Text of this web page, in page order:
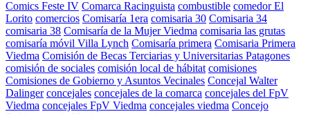
Comics Feste IV Comarca Racinguista combustible comedor El
Lorito comercios Comisaría 1era comisaria 30 Comisaria 34
comisaria 38 Comisaría de la Mujer Viedma comisaria las grutas
comisaría móvil Villa Lynch Comisaría primera Comisaria Primera
Viedma Comisión de Becas Terciarias y Universitarias Patagones
comisión de sociales comisión local de hábitat comisiones
Comisiones de Gobierno y Asuntos Vecinales Concejal Walter
Dalinger concejales concejales de la comarca concejales del FpV
Viedma concejales FpV Viedma concejales viedma Concejo